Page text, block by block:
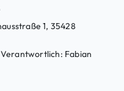
1, 35428
Fabian